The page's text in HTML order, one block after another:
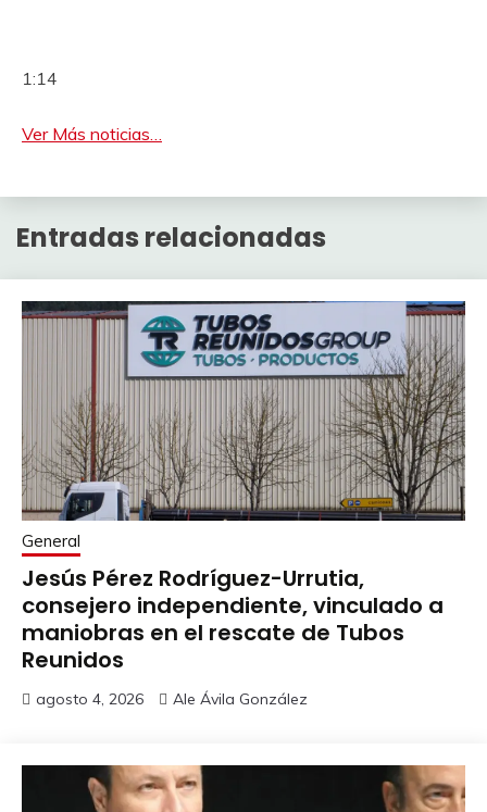
1:14
Ver Más noticias…
Entradas relacionadas
General
Jesús Pérez Rodríguez-Urrutia,
consejero independiente, vinculado a
maniobras en el rescate de Tubos
Reunidos
agosto 4, 2026 Ale Ávila González